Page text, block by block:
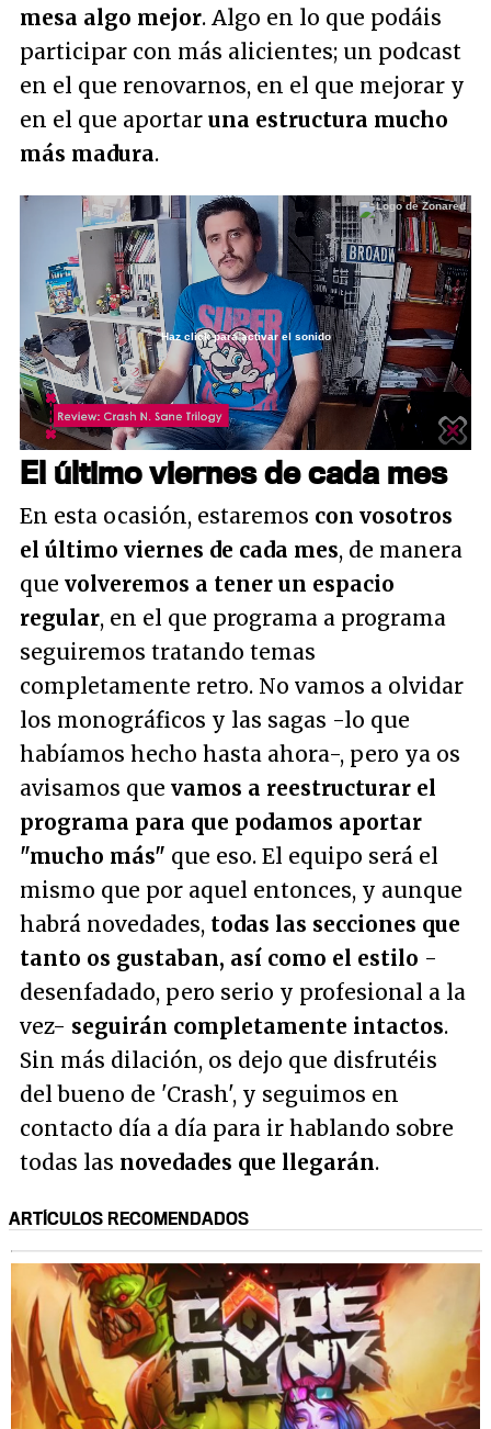
mesa algo mejor. Algo en lo que podáis
participar con más alicientes; un podcast
en el que renovarnos, en el que mejorar y
en el que aportar una estructura mucho
más madura.
Unmute /
Loaded:
6.64%
Haz click para activar el sonido
El último viernes de cada mes
En esta ocasión, estaremos con vosotros
el último viernes de cada mes, de manera
que volveremos a tener un espacio
regular, en el que programa a programa
seguiremos tratando temas
completamente retro. No vamos a olvidar
los monográficos y las sagas -lo que
habíamos hecho hasta ahora-, pero ya os
avisamos que vamos a reestructurar el
programa para que podamos aportar
"mucho más" que eso. El equipo será el
mismo que por aquel entonces, y aunque
habrá novedades, todas las secciones que
tanto os gustaban, así como el estilo -
desenfadado, pero serio y profesional a la
vez- seguirán completamente intactos.
Sin más dilación, os dejo que disfrutéis
del bueno de 'Crash', y seguimos en
contacto día a día para ir hablando sobre
todas las novedades que llegarán.
ARTÍCULOS RECOMENDADOS